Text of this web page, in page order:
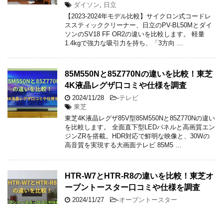
ダイソン
日立
【2023-2024年モデル比較】サイクロン式コードレ
ススティッククリーナー、日立のPV-BL50Mとダイ
ソンのSV18 FF OR2の違いを比較します。 軽量
1.4kgで強力な吸引力を持ち、「3方向 …
85M550Nと85Z770Nの違いを比較！東芝
4K液晶レグザ口コミや仕様を調査
2024/11/28 -テレビ
東芝
東芝4K液晶レグザ85V型85M550Nと85Z770Nの違い
を比較します。 全面直下型LEDパネルと高画質エン
ジンZRを搭載。HDR対応で鮮明な映像と、30Wの
高音質を実現する大画面テレビ 85M5 …
HTR-W7とHTR-R8の違いを比較！東芝オ
ーブントースター口コミや仕様を調査
2024/11/27 -オーブントースター